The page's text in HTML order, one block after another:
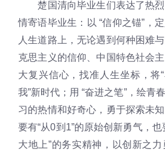
楚国清向毕业生们表达了热
情寄语毕业生：以 “信仰之锚”，
人生道路上，无论遇到何种困难
克思主义的信仰、中国特色社会
大复兴信心，找准人生坐标，将
我”新时代；用 “奋进之笔”，绘青
习的热情和好奇心，勇于探索未
要有“从0到1”的原始创新勇气，
大地上”的务实精神，以创新之